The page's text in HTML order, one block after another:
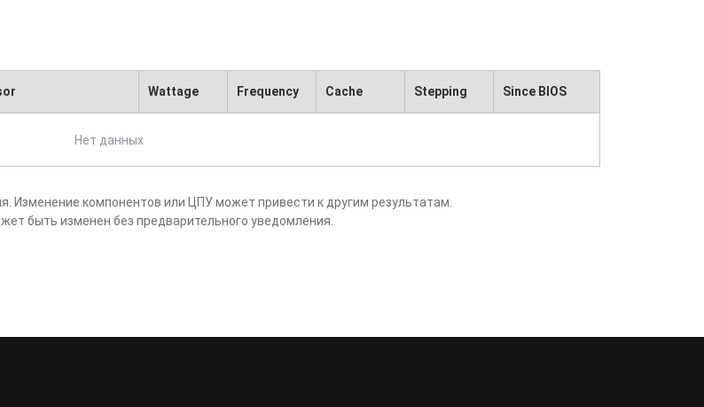
Wattage Frequency Cache Stepping Since BIOS
Нет данных
Изменение компонентов или ЦПУ может привести к другим результатам.
быть изменен без предварительного уведомления.